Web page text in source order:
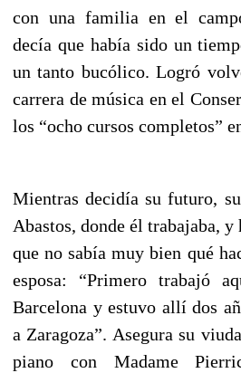
con una familia en el
decía que había sido un
un tanto bucólico. Logró
carrera de música en el
los “ocho cursos completos”
Mientras decidía su futuro,
Abastos, donde él trabajaba,
que no sabía muy bien qué
esposa: “Primero trabajó
Barcelona y estuvo allí dos
a Zaragoza”. Asegura su
piano con Madame